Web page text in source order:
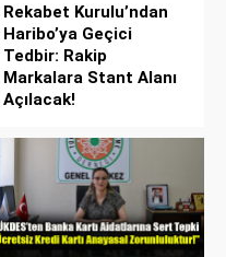
Rekabet Kurulu’ndan
Haribo’ya Geçici
Tedbir: Rakip
Markalara Stant Alanı
Açılacak!